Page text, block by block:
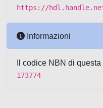
https://
Informazioni
Il codice NBN di
173774